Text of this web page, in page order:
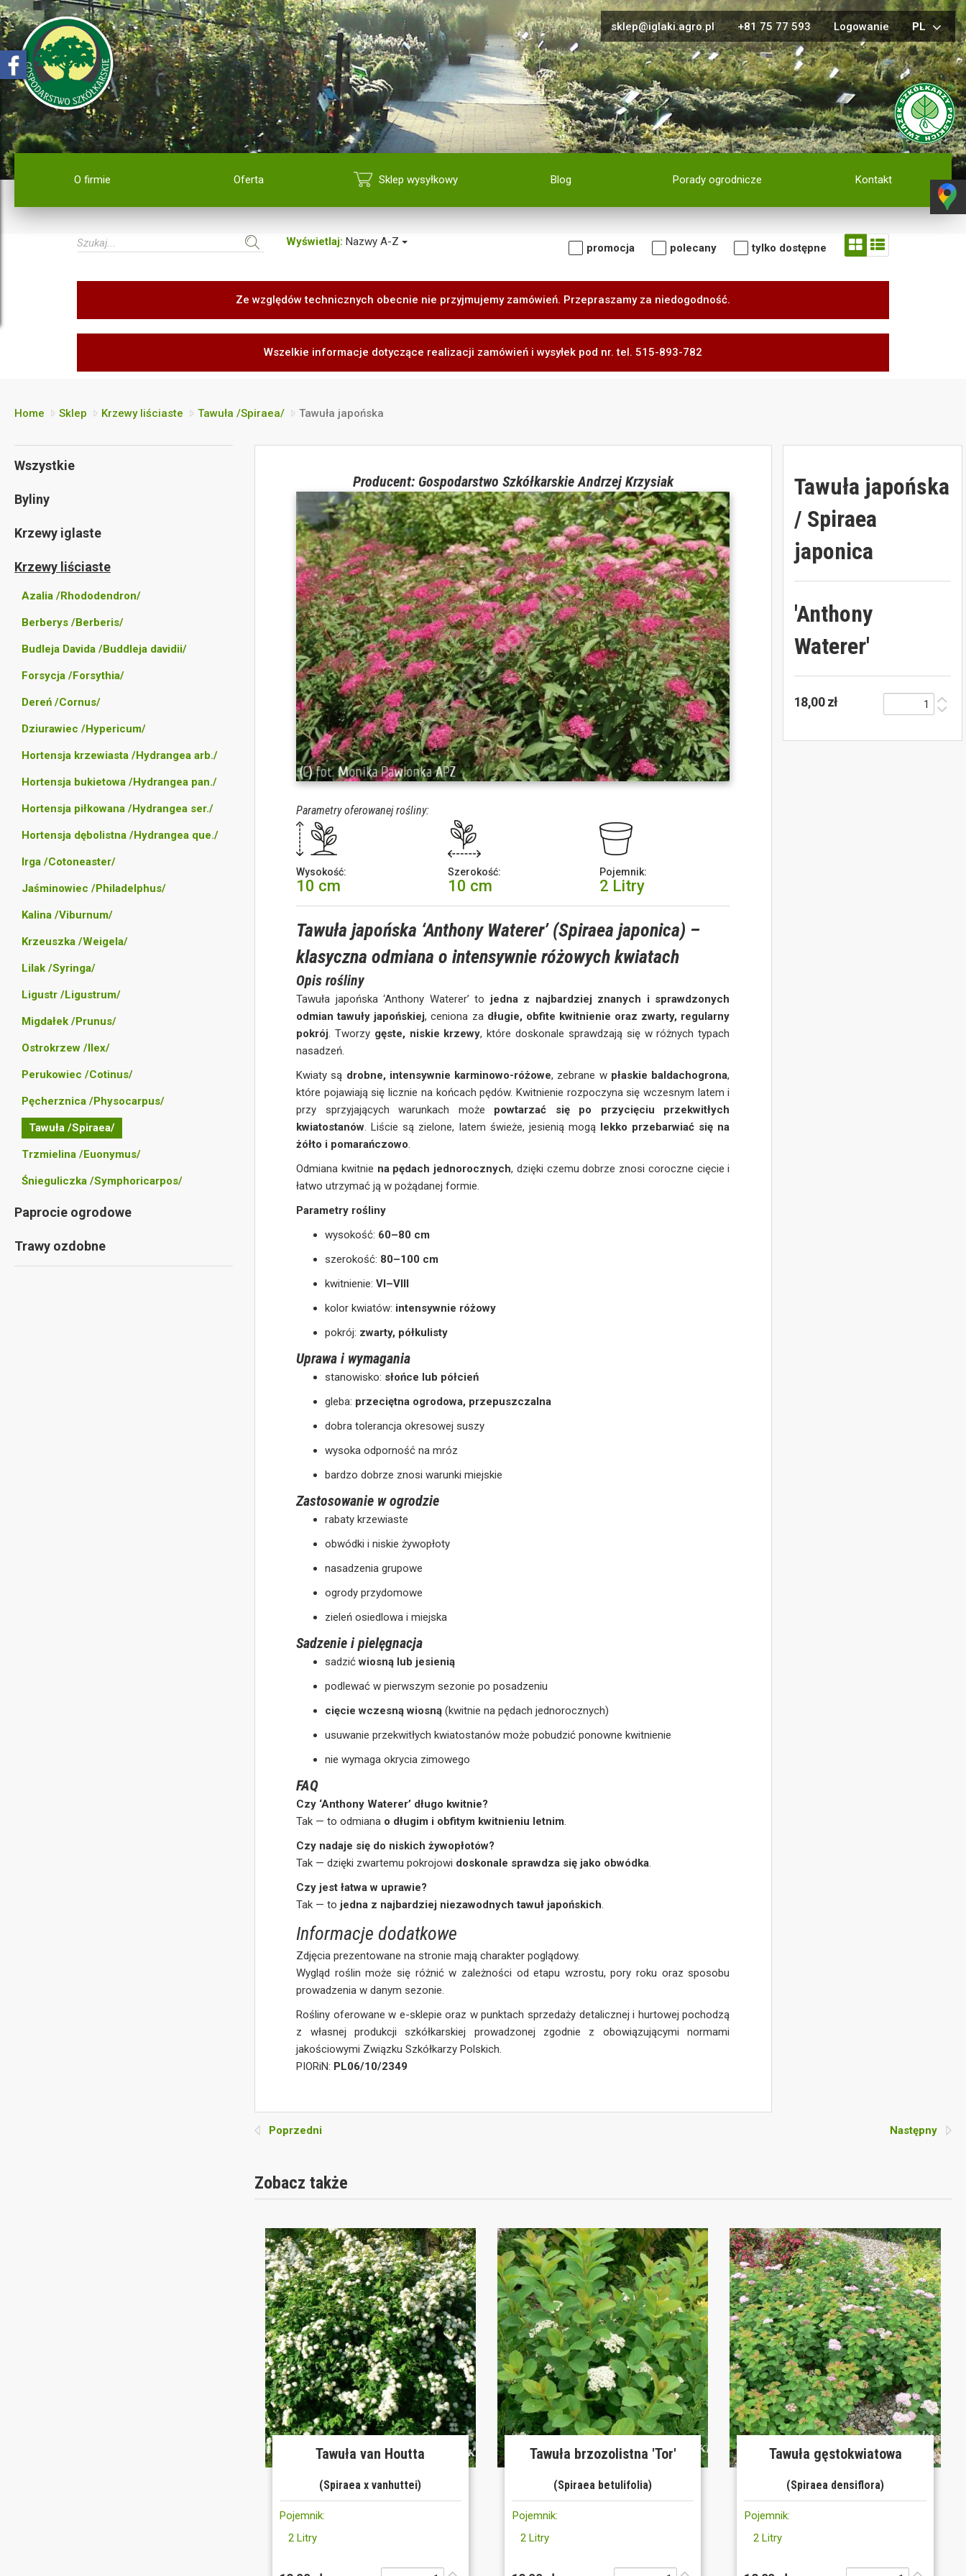
sklep@iglaki.agro.pl +81 75 77 593 Logowanie PL
O firmie Oferta Sklep wysyłkowy Blog Porady ogrodnicze Kontakt
Wyświetlaj: Nazwy A-Z promocja polecany tylko dostępne
Ze względów technicznych obecnie nie przyjmujemy zamówień. Przepraszamy za niedogodność.
Wszelkie informacje dotyczące realizacji zamówień i wysyłek pod nr. tel. 515-893-782
Home Sklep Krzewy liściaste Tawuła /Spiraea/ Tawuła japońska
Wszystkie
Byliny
Krzewy iglaste
Krzewy liściaste
Azalia /Rhododendron/
Berberys /Berberis/
Budleja Davida /Buddleja davidii/
Forsycja /Forsythia/
Dereń /Cornus/
Dziurawiec /Hypericum/
Hortensja krzewiasta /Hydrangea arb./
Hortensja bukietowa /Hydrangea pan./
Hortensja piłkowana /Hydrangea ser./
Hortensja dębolistna /Hydrangea que./
Irga /Cotoneaster/
Jaśminowiec /Philadelphus/
Kalina /Viburnum/
Krzeuszka /Weigela/
Lilak /Syringa/
Ligustr /Ligustrum/
Migdałek /Prunus/
Ostrokrzew /Ilex/
Perukowiec /Cotinus/
Pęcherznica /Physocarpus/
Tawuła /Spiraea/
Trzmielina /Euonymus/
Śnieguliczka /Symphoricarpos/
Paprocie ogrodowe
Trawy ozdobne
Producent: Gospodarstwo Szkółkarskie Andrzej Krzysiak
Parametry oferowanej rośliny:
Wysokość:
10 cm
Szerokość:
10 cm
Pojemnik:
2 Litry
Tawuła japońska ‘Anthony Waterer’ (Spiraea japonica) –
klasyczna odmiana o intensywnie różowych kwiatach
Opis rośliny
Tawuła japońska ‘Anthony Waterer’ to jedna z najbardziej znanych i sprawdzonych
odmian tawuły japońskiej, ceniona za długie, obfite kwitnienie oraz zwarty, regularny
pokrój. Tworzy gęste, niskie krzewy, które doskonale sprawdzają się w różnych typach
nasadzeń.
Kwiaty są drobne, intensywnie karminowo-różowe, zebrane w płaskie baldachogrona,
które pojawiają się licznie na końcach pędów. Kwitnienie rozpoczyna się wczesnym latem i
przy sprzyjających warunkach może powtarzać się po przycięciu przekwitłych
kwiatostanów. Liście są zielone, latem świeże, jesienią mogą lekko przebarwiać się na
żółto i pomarańczowo.
Odmiana kwitnie na pędach jednorocznych, dzięki czemu dobrze znosi coroczne cięcie i
łatwo utrzymać ją w pożądanej formie.
Parametry rośliny
wysokość: 60–80 cm
szerokość: 80–100 cm
kwitnienie:VI–VIII
kolor kwiatów: intensywnie różowy
pokrój: zwarty, półkulisty
Uprawa i wymagania
stanowisko: słońce lub półcień
gleba: przeciętna ogrodowa, przepuszczalna
dobra tolerancja okresowej suszy
wysoka odporność na mróz
bardzo dobrze znosi warunki miejskie
Zastosowanie w ogrodzie
rabaty krzewiaste
obwódki i niskie żywopłoty
nasadzenia grupowe
ogrody przydomowe
zieleń osiedlowa i miejska
Sadzenie i pielęgnacja
sadzićwiosną lub jesienią
podlewać w pierwszym sezonie po posadzeniu
cięcie wczesną wiosną (kwitnie na pędach jednorocznych)
usuwanie przekwitłych kwiatostanów może pobudzić ponowne kwitnienie
nie wymaga okrycia zimowego
FAQ
Czy ‘Anthony Waterer’ długo kwitnie?
Tak — to odmiana o długim i obfitym kwitnieniu letnim.
Czy nadaje się do niskich żywopłotów?
Tak — dzięki zwartemu pokrojowi doskonale sprawdza się jako obwódka.
Czy jest łatwa w uprawie?
Tak — to jedna z najbardziej niezawodnych tawuł japońskich.
Informacje dodatkowe
Zdjęcia prezentowane na stronie mają charakter poglądowy.
Wygląd roślin może się różnić w zależności od etapu wzrostu, pory roku oraz sposobu
prowadzenia w danym sezonie.
Rośliny oferowane w e-sklepie oraz w punktach sprzedaży detalicznej i hurtowej pochodzą
z własnej produkcji szkółkarskiej prowadzonej zgodnie z obowiązującymi normami
jakościowymi Związku Szkółkarzy Polskich.
PIORiN: PL06/10/2349
Tawuła japońska
/ Spiraea
japonica
'Anthony
Waterer'
18,00 zł
Poprzedni Następny
Zobacz także
Tawuła van Houtta
(Spiraea x vanhuttei)
Pojemnik:
2 Litry
Tawuła brzozolistna 'Tor'
(Spiraea betulifolia)
Pojemnik:
2 Litry
Tawuła gęstokwiatowa
(Spiraea densiflora)
Pojemnik:
2 Litry